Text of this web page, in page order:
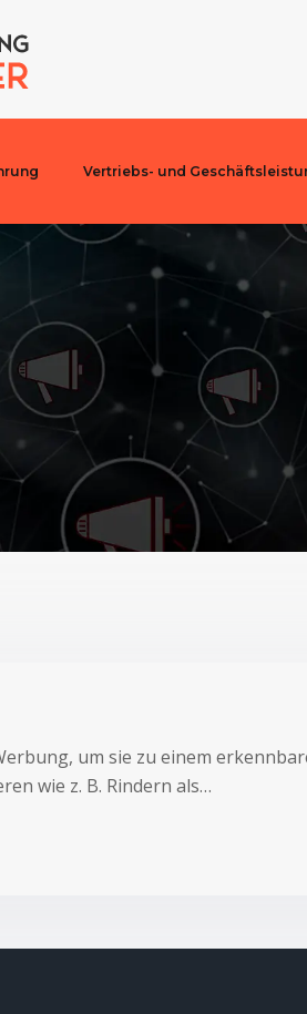
Vertriebs- und
um sie zu einem
wie z. B. Rindern als…